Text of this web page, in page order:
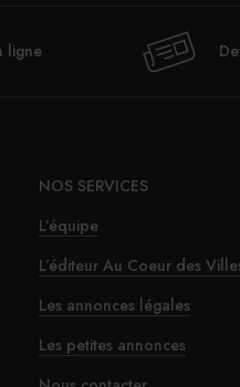
ligne
NOS SERVICES
L’équipe
L’éditeur Au Coeur des
Les annonces légales
Les petites annonces